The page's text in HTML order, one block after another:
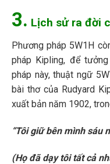
3. Lịch sử ra đời
Phương pháp 5W1H
pháp Kipling, để
pháp này, thuật ngữ
bài thơ của Rudyard
xuất bản năm 1902,
“Tôi giữ bên mình sáu
(Họ đã dạy tôi tất cả